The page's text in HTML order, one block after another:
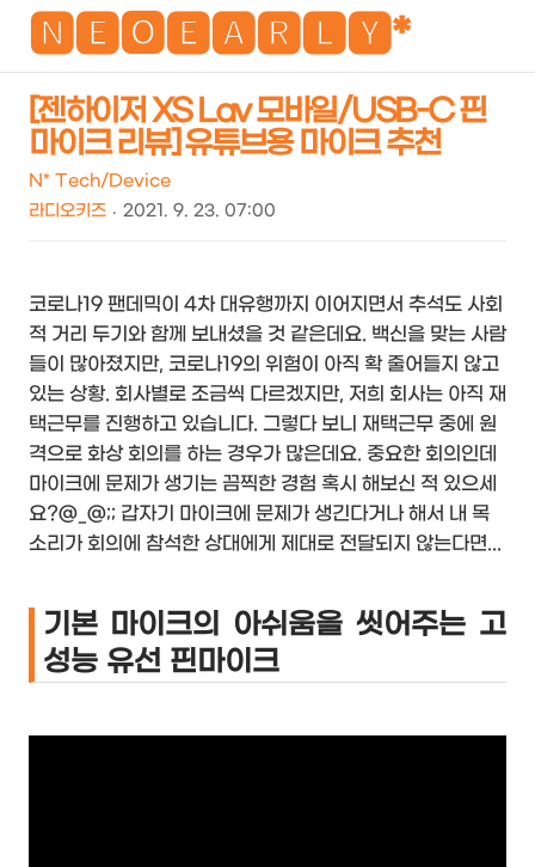
🅽🅴🅾🅴🅰🆁🅻🆈*
검
[젠하이저 XS Lav 모바일/USB-C 핀
마이크 리뷰] 유튜브용 마이크 추천
N* Tech/Device
라디오키즈
2021. 9. 23. 07:00
코로나19 팬데믹이 4차 대유행까지 이어지면서 추석도 사회
적 거리 두기와 함께 보내셨을 것 같은데요. 백신을 맞는 사람
들이 많아졌지만, 코로나19의 위험이 아직 확 줄어들지 않고
있는 상황. 회사별로 조금씩 다르겠지만, 저희 회사는 아직 재
택근무를 진행하고 있습니다. 그렇다 보니 재택근무 중에 원
격으로 화상 회의를 하는 경우가 많은데요. 중요한 회의인데
마이크에 문제가 생기는 끔찍한 경험 혹시 해보신 적 있으세
요?@_@;; 갑자기 마이크에 문제가 생긴다거나 해서 내 목
소리가 회의에 참석한 상대에게 제대로 전달되지 않는다면...
기본 마이크의 아쉬움을 씻어주는 고
성능 유선 핀마이크